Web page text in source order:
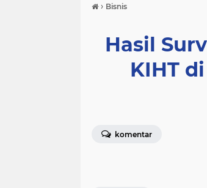
› Bisnis
Hasil
KIHT
komentar